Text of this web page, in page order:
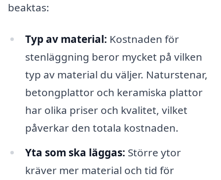
beaktas:
Typ av material: Kostnaden för
stenläggning beror mycket på vilken
typ av material du väljer. Naturstenar,
betongplattor och keramiska plattor
har olika priser och kvalitet, vilket
påverkar den totala kostnaden.
Yta som ska läggas: Större ytor
kräver mer material och tid för